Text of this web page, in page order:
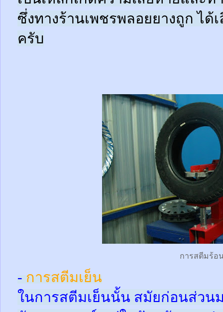
ซึ่งทางร้านเพชรพลอยยางถูก ได้
ครับ
การสตีมร้อ
- การสตีมเย็น
ในการสตีมเย็นนั้น สมัยก่อนส่วน